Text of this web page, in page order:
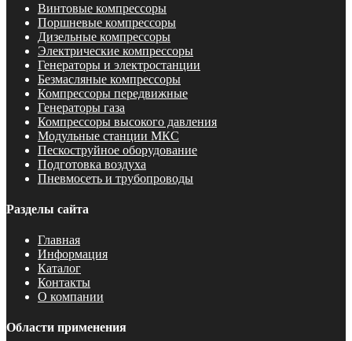
Винтовые компрессоры
Поршневые компрессоры
Дизельные компрессоры
Электрические компрессоры
Генераторы и электростанции
Безмасляные компрессоры
Компрессоры передвижные
Генераторы газа
Компрессоры высокого давления
Модульные станции МКС
Пескоструйное оборудование
Подготовка воздуха
Пневмосеть и трубопроводы
Разделы сайта
Главная
Информация
Каталог
Контакты
О компании
Области применения